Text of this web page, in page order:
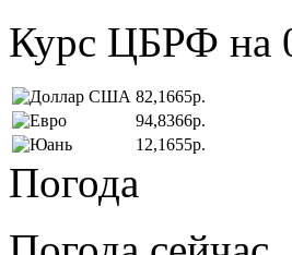
Курс ЦБРФ на
82,1665р.
94,8366р.
12,1655р.
Погода